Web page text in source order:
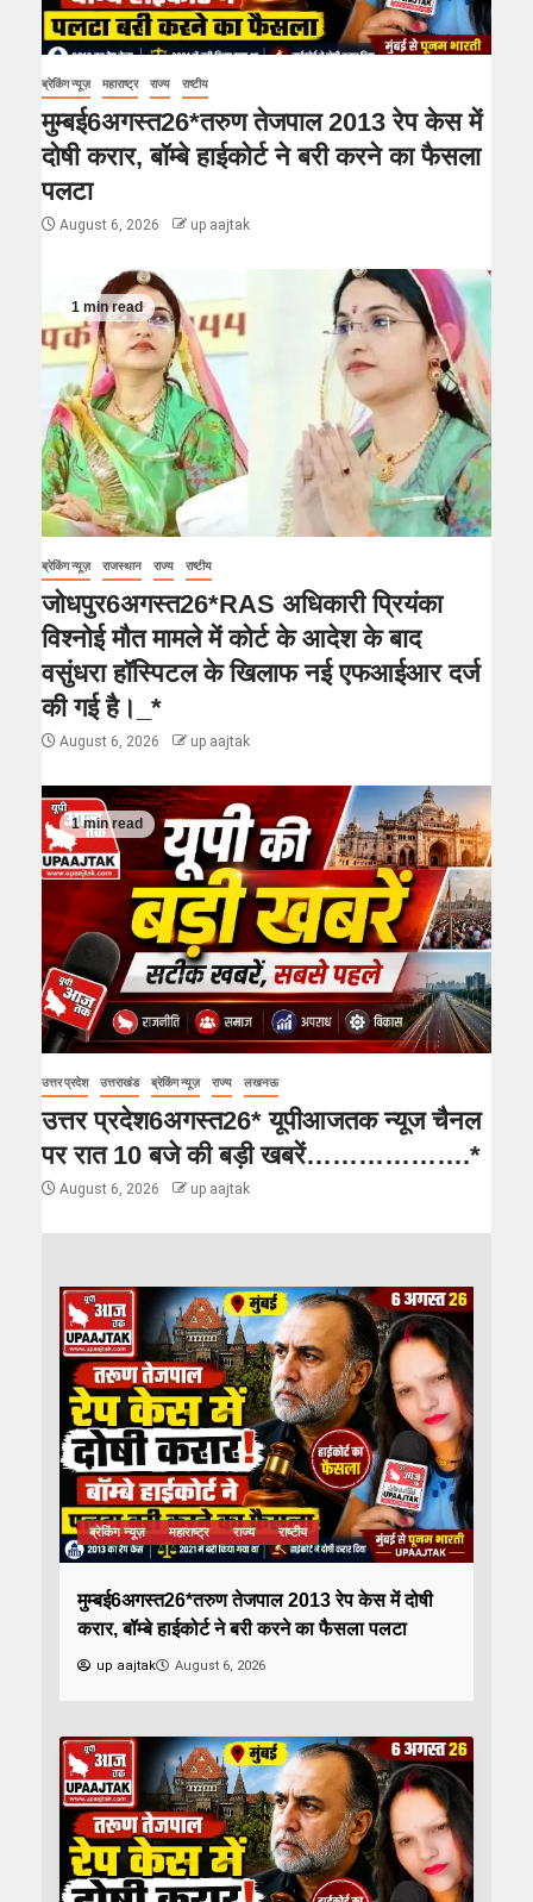
ब्रेकिंग न्यूज़ महाराष्ट्र राज्य राष्टीय
मुम्बई6अगस्त26*तरुण तेजपाल 2013 रेप केस में
दोषी करार, बॉम्बे हाईकोर्ट ने बरी करने का फैसला
पलटा
August 6, 2026 up aajtak
1 min read
ब्रेकिंग न्यूज़ राजस्थान राज्य राष्टीय
जोधपुर6अगस्त26*RAS अधिकारी प्रियंका
विश्नोई मौत मामले में कोर्ट के आदेश के बाद
वसुंधरा हॉस्पिटल के खिलाफ नई एफआईआर दर्ज
की गई है।_*
August 6, 2026 up aajtak
1 min read
उत्तर प्रदेश उत्तराखंड ब्रेकिंग न्यूज़ राज्य लखनऊ
उत्तर प्रदेश6अगस्त26* यूपीआजतक न्यूज चैनल
पर रात 10 बजे की बड़ी खबरें……………….*
August 6, 2026 up aajtak
ब्रेकिंग न्यूज़ महाराष्ट्र राज्य राष्टीय
मुम्बई6अगस्त26*तरुण तेजपाल 2013 रेप केस में दोषी
करार, बॉम्बे हाईकोर्ट ने बरी करने का फैसला पलटा
up aajtak August 6, 2026